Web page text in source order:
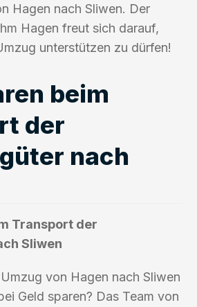
Hagen nach Sliwen. Der
Hagen freut sich darauf,
unterstützen zu dürfen!
beim
der
nach
Transport der
Sliwen
von Hagen nach Sliwen
Geld sparen? Das Team von